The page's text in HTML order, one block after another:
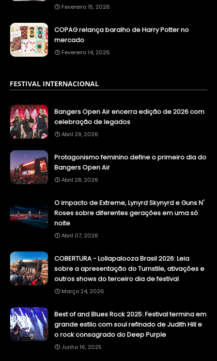
Fevereiro 15, 2026
COPAG relança baralho de Harry Potter no
mercado
Fevereiro 14, 2026
FESTIVAL INTERNACIONAL
Bangers Open Air encerra edição de 2026 com
celebração de legados
Abril 29, 2026
Protagonismo feminino define o primeiro dia do
Bangers Open Air
Abril 28, 2026
O impacto de Extreme, Lynyrd Skynyrd e Guns N'
Roses sobre diferentes gerações em uma só
noite
Abril 07, 2026
COBERTURA - Lollapalooza Brasil 2026: Leia
sobre a apresentação do Turnstile, ativações e
outros shows do terceiro dia de festival
Março 24, 2026
Best of and Blues Rock 2025: Festival termina em
grande estilo com soul refinado de Judith Hill e
o rock consagrado do Deep Purple
Junho 16, 2025